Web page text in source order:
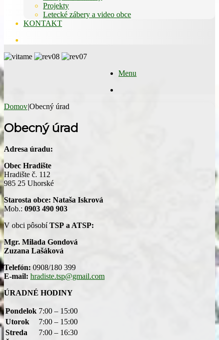
Projekty
Letecké zábery a video obce
KONTAKT
Menu
Domov|Obecný úrad
Obecný úrad
Adresa úradu:
Obec Hradište
Hradište č. 112
985 25 Uhorské
Starosta obce: Nataša Iskrová
Mob.: 0903 490 903
V obci pôsobíTSP a ATSP:
Mgr. Milada Gondová
Zuzana Lašáková
Telefón: 0908/180 399
E-mail: hradiste.tsp@gmail.com
ÚRADNÉ HODINY
Pondelok 7:00 – 15:00
Utorok
7:00 – 15:00
Streda
7:00 – 16:30